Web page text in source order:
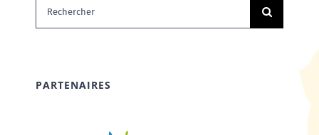
Rechercher:
PARTENAIRES